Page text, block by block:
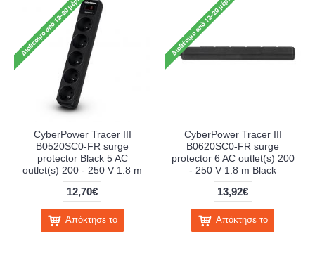
CyberPower Tracer III
B0520SC0-FR surge
protector Black 5 AC
outlet(s) 200 - 250 V 1.8 m
12,70€
Απόκτησε το
CyberPower Tracer III
B0620SC0-FR surge
protector 6 AC outlet(s) 200
- 250 V 1.8 m Black
13,92€
Απόκτησε το